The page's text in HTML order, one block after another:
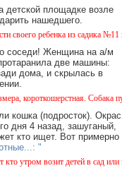
детской площадке возле
нашедшего.
своего ребенка из садика №11
соседи! Женщина на а/м
две машины:
дома, и скрылась в
Собака
кошка (подросток). Окрас
дня 4 назад, зашуганый,
кто ищет. Вот примерно
"
утром возит детей в сад или